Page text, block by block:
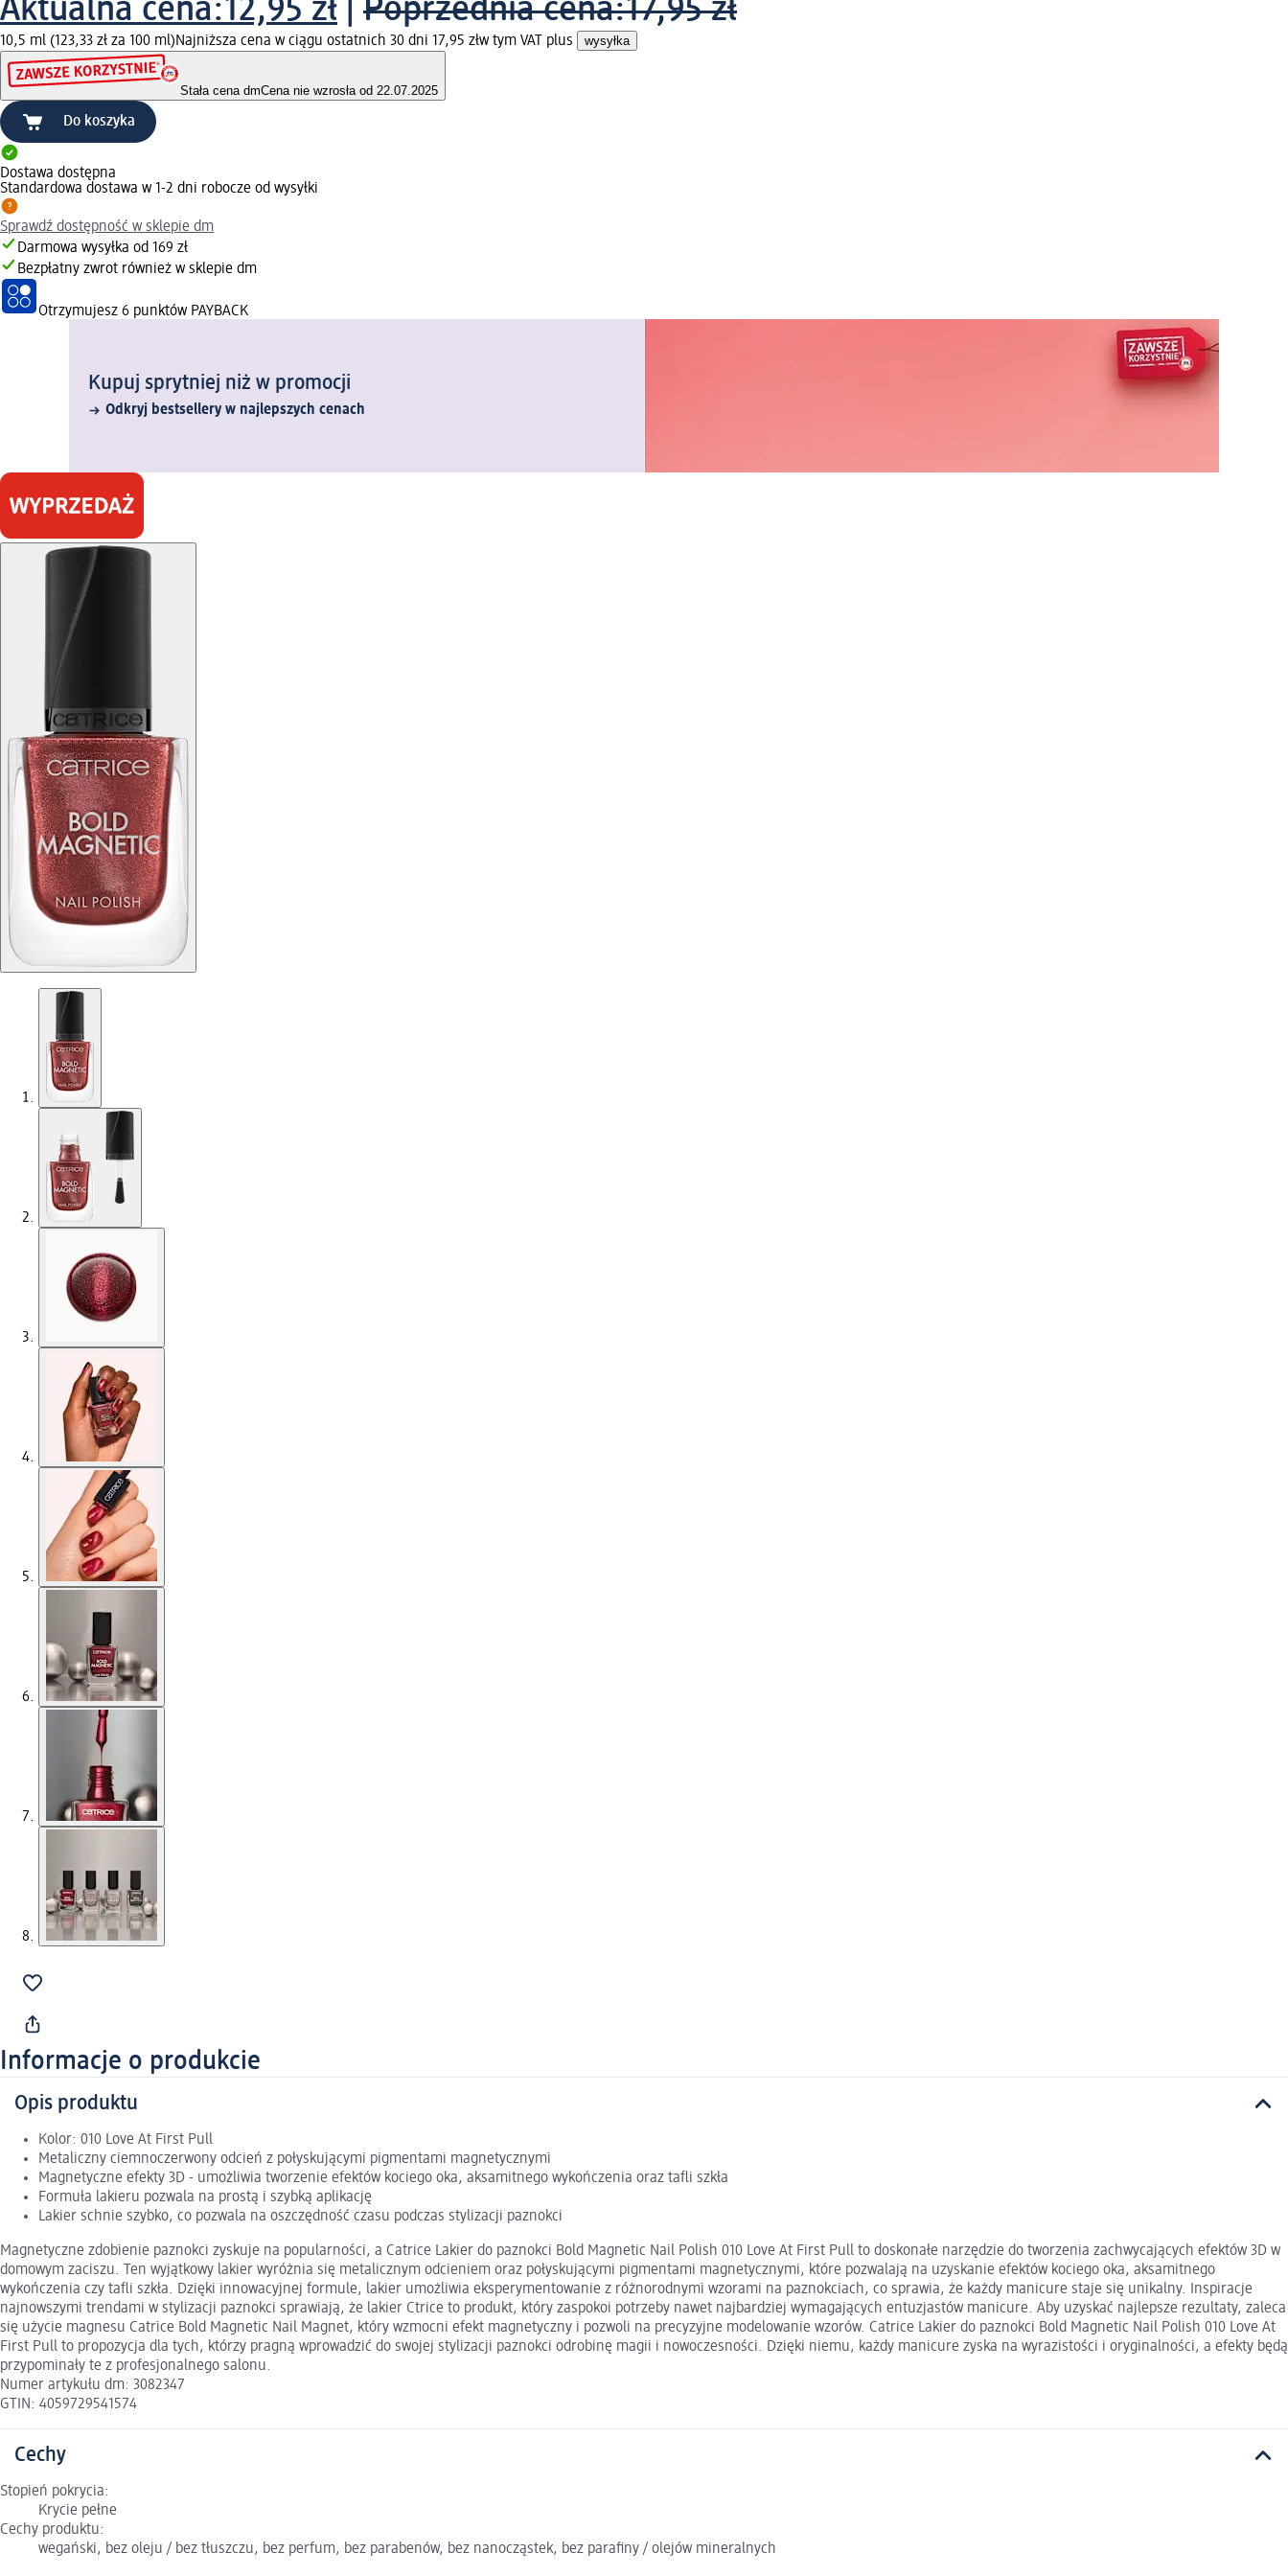
Aktualna cena:12,95 zł Poprzednia cena:17,95 zł
10,5 ml (123,33 zł za 100 ml)Najniższa cena w ciągu ostatnich 30 dni 17,95 złw tym VAT plus wysyłka
Stała cena dmCena nie wzrosła od 22.07.2025
Do koszyka
Dostawa dostępna
Standardowa dostawa w 1-2 dni robocze od wysyłki
Sprawdź dostępność w sklepie dm
Darmowa wysyłka od 169 zł
Bezpłatny zwrot również w sklepie dm
Otrzymujesz 6 punktów PAYBACK
Kupuj sprytniej niż w promocji
Odkryj bestsellery w najlepszych cenach
Informacje o produkcie
Opis produktu
Kolor: 010 Love At First Pull
Metaliczny ciemnoczerwony odcień z połyskującymi pigmentami magnetycznymi
Magnetyczne efekty 3D - umożliwia tworzenie efektów kociego oka, aksamitnego wykończenia oraz tafli szkła
Formuła lakieru pozwala na prostą i szybką aplikację
Lakier schnie szybko, co pozwala na oszczędność czasu podczas stylizacji paznokci
Magnetyczne zdobienie paznokci zyskuje na popularności, a Catrice Lakier do paznokci Bold Magnetic Nail Polish 010 Love At First Pull to doskonałe narzędzie do tworzenia zachwycających efektów 3D w
domowym zaciszu. Ten wyjątkowy lakier wyróżnia się metalicznym odcieniem oraz połyskującymi pigmentami magnetycznymi, które pozwalają na uzyskanie efektów kociego oka, aksamitnego
wykończenia czy tafli szkła. Dzięki innowacyjnej formule, lakier umożliwia eksperymentowanie z różnorodnymi wzorami na paznokciach, co sprawia, że każdy manicure staje się unikalny. Inspiracje
najnowszymi trendami w stylizacji paznokci sprawiają, że lakier Ctrice to produkt, który zaspokoi potrzeby nawet najbardziej wymagających entuzjastów manicure. Aby uzyskać najlepsze rezultaty, zaleca
się użycie magnesu Catrice Bold Magnetic Nail Magnet, który wzmocni efekt magnetyczny i pozwoli na precyzyjne modelowanie wzorów. Catrice Lakier do paznokci Bold Magnetic Nail Polish 010 Love At
First Pull to propozycja dla tych, którzy pragną wprowadzić do swojej stylizacji paznokci odrobinę magii i nowoczesności. Dzięki niemu, każdy manicure zyska na wyrazistości i oryginalności, a efekty będą
przypominały te z profesjonalnego salonu.
Numer artykułu dm: 3082347
GTIN: 4059729541574
Cechy
Stopień pokrycia:
Krycie pełne
Cechy produktu:
wegański, bez oleju / bez tłuszczu, bez perfum, bez parabenów, bez nanocząstek, bez parafiny / olejów mineralnych